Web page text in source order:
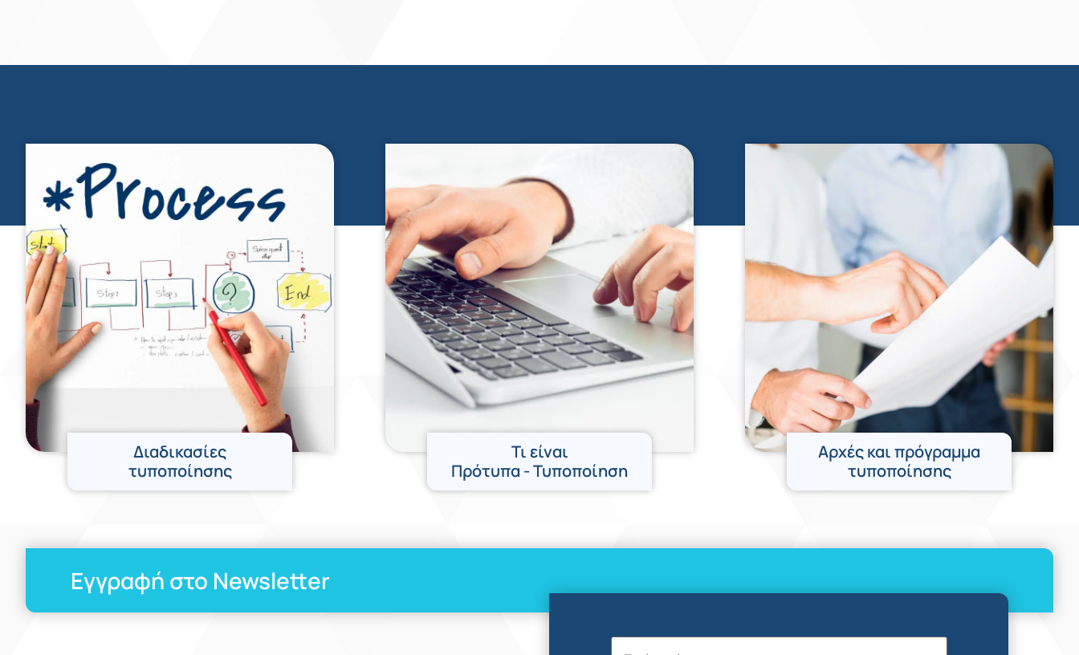
Διαδικασίες
τυποποίησης
Τι είναι
Πρότυπα - Τυποποίηση
Αρχές και πρόγραμμα
τυποποίησης
Εγγραφή στο Newsletter
Όνομα